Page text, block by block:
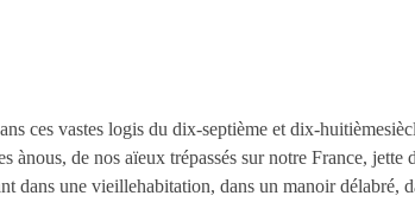
ces vastes logis du dix-septième et dix-
de nos aïeux trépassés sur notre France, jette
dans une vieillehabitation, dans un manoir délabré,